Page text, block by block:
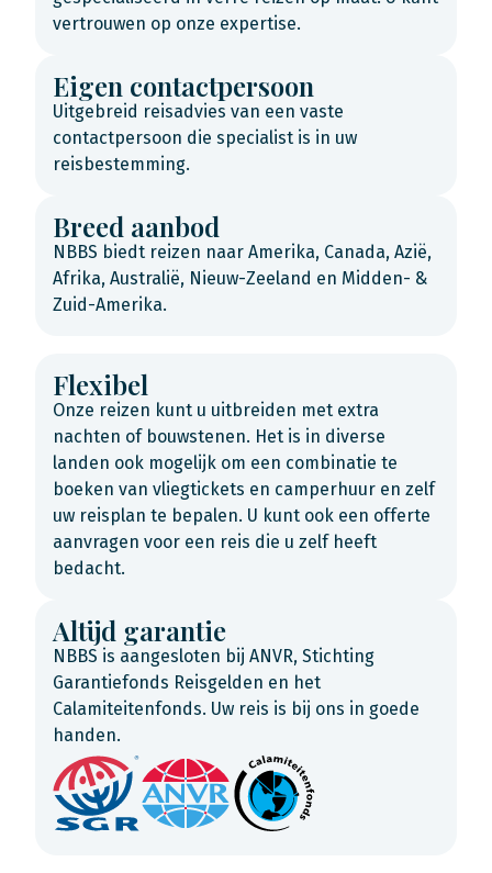
vertrouwen op onze expertise.
Eigen contactpersoon
Uitgebreid reisadvies van een vaste
contactpersoon die specialist is in uw
reisbestemming.
Breed aanbod
NBBS biedt reizen naar Amerika, Canada, Azië,
Afrika, Australië, Nieuw-Zeeland en Midden- &
Zuid-Amerika.
Flexibel
Onze reizen kunt u uitbreiden met extra
nachten of bouwstenen. Het is in diverse
landen ook mogelijk om een combinatie te
boeken van vliegtickets en camperhuur en zelf
uw reisplan te bepalen. U kunt ook een offerte
aanvragen voor een reis die u zelf heeft
bedacht.
Altijd garantie
NBBS is aangesloten bij ANVR, Stichting
Garantiefonds Reisgelden en het
Calamiteitenfonds. Uw reis is bij ons in goede
handen.